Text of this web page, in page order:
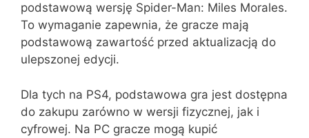
podstawową wersję Spider-Man: Miles Morales.
To wymaganie zapewnia, że gracze mają
podstawową zawartość przed aktualizacją do
ulepszonej edycji.
Dla tych na PS4, podstawowa gra jest dostępna
do zakupu zarówno w wersji fizycznej, jak i
cyfrowej. Na PC gracze mogą kupić